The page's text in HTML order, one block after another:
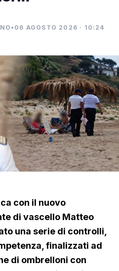
• 06 AGOSTO 2026 · 10:24
con il nuovo
di vascello Matteo
una serie di controlli,
finalizzati ad
di ombrelloni con